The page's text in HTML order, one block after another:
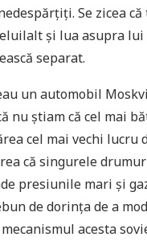
Se zicea
și lua asupra lui
separat.
un automobil
nu știam că cel mai
cel mai vechi lucru
că singurele
presiunile mari și
de dorința de a
acesta